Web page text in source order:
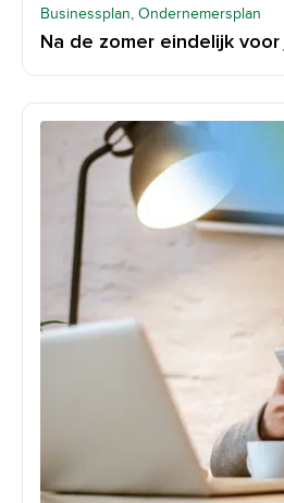
Businessplan, Ondernemersplan
Na de zomer eindelijk